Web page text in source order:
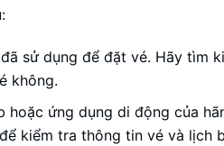
sử dụng để đặt vé. Hãy tìm
không.
hoặc ứng dụng di động của
kiểm tra thông tin vé và lịch